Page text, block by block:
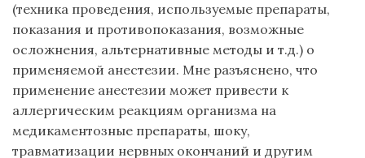
(техника проведения, используемые препараты,
показания и противопоказания, возможные
осложнения, альтернативные методы и т.д.) о
применяемой анестезии. Мне разъяснено, что
применение анестезии может привести к
аллергическим реакциям организма на
медикаментозные препараты, шоку,
травматизации нервных окончаний и другим